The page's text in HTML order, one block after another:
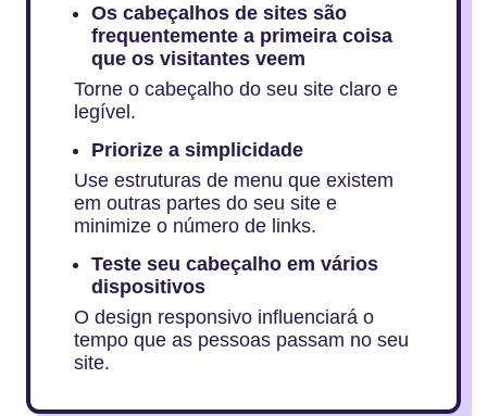
Os cabeçalhos de sites são
frequentemente a primeira coisa
que os visitantes veem
Torne o cabeçalho do seu site claro e
legível.
Priorize a simplicidade
Use estruturas de menu que existem
em outras partes do seu site e
minimize o número de links.
Teste seu cabeçalho em vários
dispositivos
O design responsivo influenciará o
tempo que as pessoas passam no seu
site.